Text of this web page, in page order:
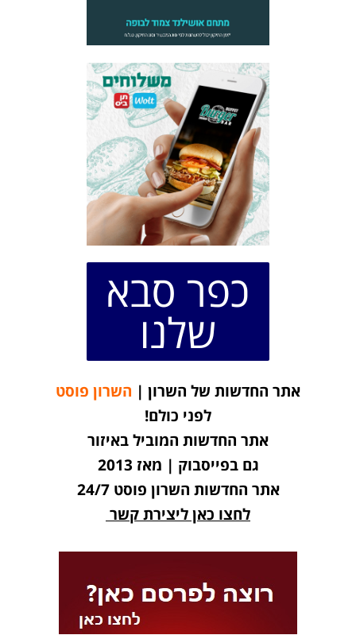
כפר סבא
שלנו
אתר החדשות של השרון | השרון פוסט
לפני כולם!
אתר החדשות המוביל באיזור
גם בפייסבוק | מאז 2013
אתר החדשות השרון פוסט 24/7
לחצו כאן ליצירת קשר